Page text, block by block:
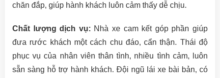
chăn đắp, giúp hành khách luôn cảm thấy dễ chịu.
Chất lượng dịch vụ: Nhà xe cam kết góp phần giúp
đưa rước khách một cách chu đáo, cẩn thận. Thái độ
phục vụ của nhân viên thân tình, nhiều tình cảm, luôn
sẵn sàng hỗ trợ hành khách. Đội ngũ lái xe bài bản, có